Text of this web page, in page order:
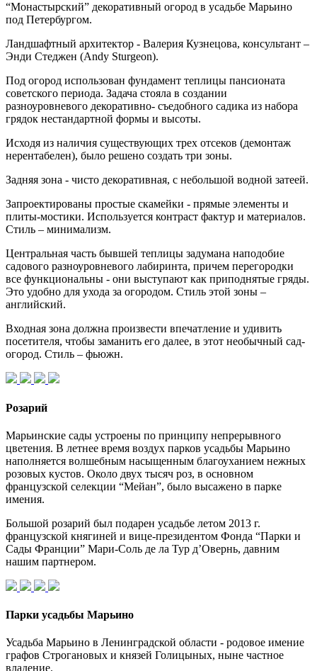
“Монастырский” декоративный огород в усадьбе Марьино
под Петербургом.
Ландшафтный архитектор - Валерия Кузнецова, консультант –
Энди Стеджен (Andy Sturgeon).
Под огород использован фундамент теплицы пансионата
советского периода. Задача стояла в создании
разноуровневого декоративно- съедобного садика из набора
грядок нестандартной формы и высоты.
Исходя из наличия существующих трех отсеков (демонтаж
нерентабелен), было решено создать три зоны.
Задняя зона - чисто декоративная, с небольшой водной затеей.
Запроектированы простые скамейки - прямые элементы и
плиты-мостики. Используется контраст фактур и материалов.
Стиль – минимализм.
Центральная часть бывшей теплицы задумана наподобие
садового разноуровневого лабиринта, причем перегородки
все функциональны - они выступают как приподнятые гряды.
Это удобно для ухода за огородом. Стиль этой зоны –
английский.
Входная зона должна произвести впечатление и удивить
посетителя, чтобы заманить его далее, в этот необычный сад-
огород. Стиль – фьюжн.
Розарий
Марьинские сады устроены по принципу непрерывного
цветения. В летнее время воздух парков усадьбы Марьино
наполняется волшебным насыщенным благоуханием нежных
розовых кустов. Около двух тысяч роз, в основном
французской селекции “Мейан”, было высажено в парке
имения.
Большой розарий был подарен усадьбе летом 2013 г.
французской княгиней и вице-президентом Фонда “Парки и
Сады Франции” Мари-Соль де ла Тур д’Овернь, давним
нашим партнером.
Парки усадьбы Марьино
Усадьба Марьино в Ленинградской области - родовое имение
графов Строгановых и князей Голицыных, ныне частное
владение.